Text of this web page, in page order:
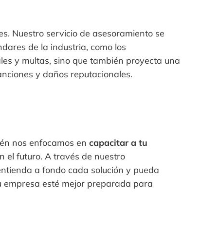
Nuestro servicio de asesoramiento se
de la industria, como los
y multas, sino que también proyecta una
y daños reputacionales.
nos enfocamos en capacitar a tu
el futuro. A través de nuestro
a fondo cada solución y pueda
esté mejor preparada para